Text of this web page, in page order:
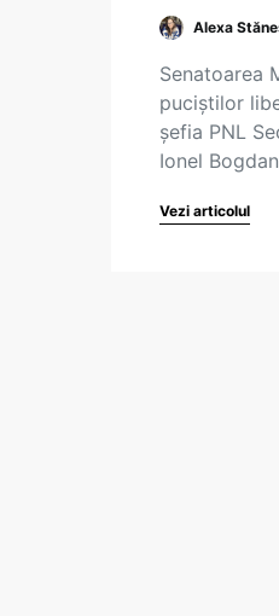
Alexa
Senatoarea
puciștilor
șefia PNL
Ionel
Vezi articolul